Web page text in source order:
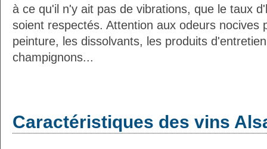
à ce qu'il n'y ait pas de vibrations, que le taux
soient respectés. Attention aux odeurs nocives
peinture, les dissolvants, les produits
champignons...
Caractéristiques des vins